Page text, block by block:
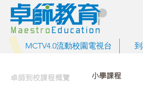
MCTV4.0流動校園電視台
卓師到校課程概覽
小學課程